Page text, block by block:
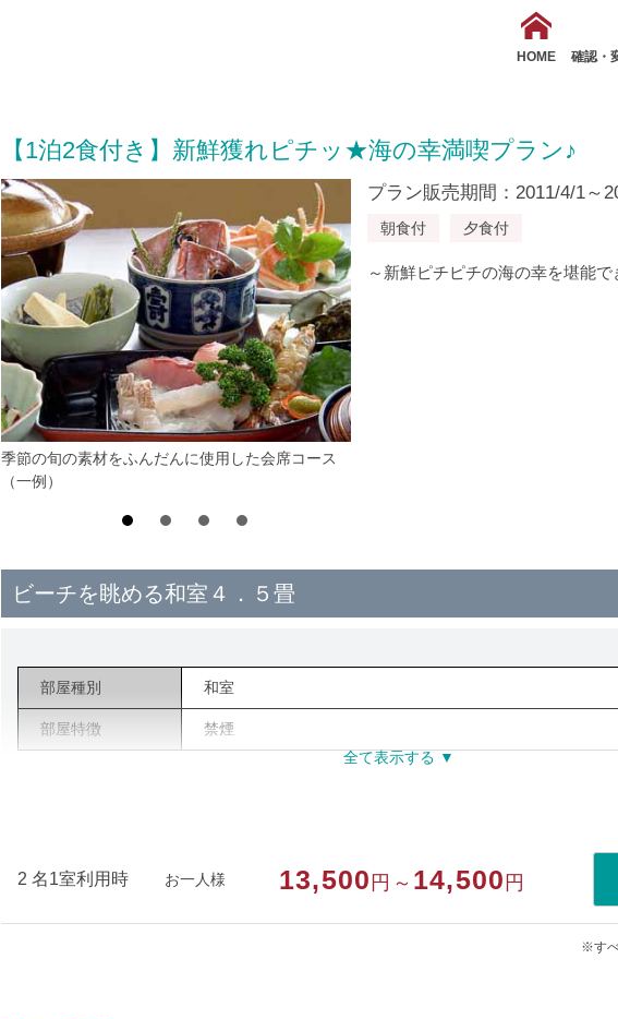
HOME 確認・
【1泊2食付き】新鮮獲れピチッ★海の幸満喫プラン♪
季節の旬の素材をふんだんに使用した会席コース
（一例）
プラン販売期間：2011/4/1～
朝食付 夕食付
～新鮮ピチピチの海の幸を堪能
ビーチを眺める和室４．５畳
部屋種別 和室
部屋特徴 禁煙
2 名1室利用時 お一人様 13,500 円～ 14,500 円
※す